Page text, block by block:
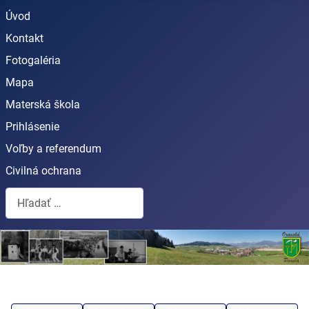
Úvod
Kontakt
Fotogaléria
Mapa
Materská škola
Prihlásenie
Voľby a referendum
Civilná ochrana
Hľadať...